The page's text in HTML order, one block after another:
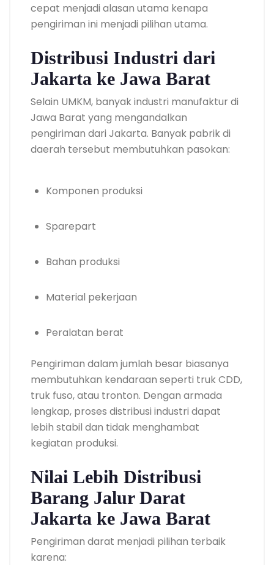
cepat menjadi alasan utama kenapa
pengiriman ini menjadi pilihan utama.
Distribusi Industri dari
Jakarta ke Jawa Barat
Selain UMKM, banyak industri manufaktur di
Jawa Barat yang mengandalkan
pengiriman dari Jakarta. Banyak pabrik di
daerah tersebut membutuhkan pasokan:
Komponen produksi
Sparepart
Bahan produksi
Material pekerjaan
Peralatan berat
Pengiriman dalam jumlah besar biasanya
membutuhkan kendaraan seperti truk CDD,
truk fuso, atau tronton. Dengan armada
lengkap, proses distribusi industri dapat
lebih stabil dan tidak menghambat
kegiatan produksi.
Nilai Lebih Distribusi
Barang Jalur Darat
Jakarta ke Jawa Barat
Pengiriman darat menjadi pilihan terbaik
karena: